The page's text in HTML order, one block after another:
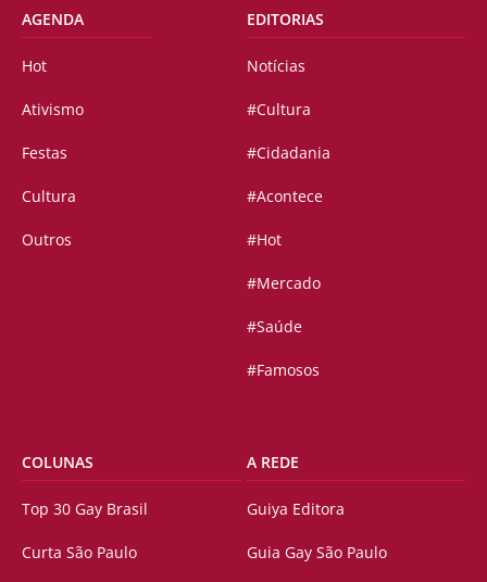
AGENDA
Hot
Ativismo
Festas
Cultura
Outros
EDITORIAS
Notícias
#Cultura
#Cidadania
#Acontece
#Hot
#Mercado
#Saúde
#Famosos
COLUNAS
Top 30 Gay Brasil
Curta São Paulo
A REDE
Guiya Editora
Guia Gay São Paulo